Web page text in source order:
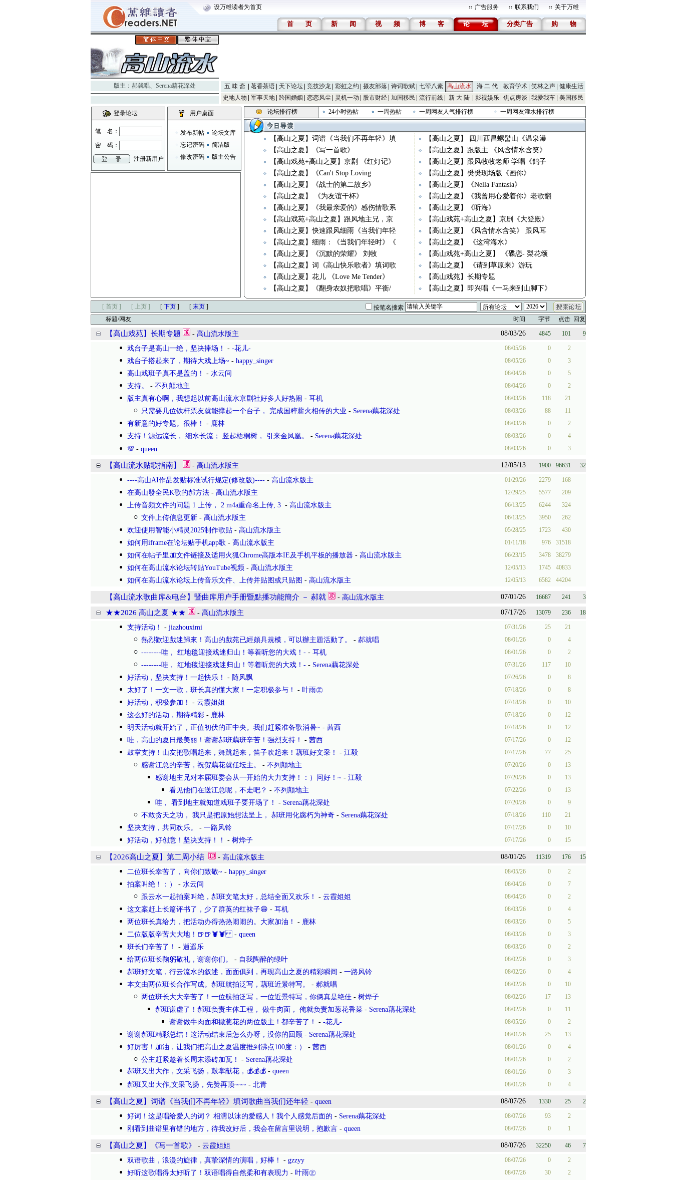
设万维读者为首页 广告服务 联系我们 关于万维
首 页 新 闻 视 频 博 客 论 坛 分类广告 购 物
版主： 郝就唱、 Serena藕花深处 五 味 斋 茗香茶语 天下论坛 竞技沙龙 彩虹之约 摄友部落 诗词歌赋 七荤八素 高山流水 海 二 代 教育学术 笑林之声 健康生活
史地人物
军事天地 跨国婚姻 恋恋风尘 灵机一动 股市财经 加国移民 流行前线 新 大 陆 影视娱乐 焦点房谈 我爱我车 美国移民
登录论坛
笔 名：
密 码：
注册新用户
用户桌面
发布新帖
论坛文库
忘记密码
简洁版
修改密码
版主公告
论坛排行榜 24小时热帖 一周热帖 一周网友人气排行榜 一周网友灌水排行榜
【高山之夏】词谱《当我们不再年轻》填
【高山之夏】 四川西昌螺髻山《温泉瀑
【高山之夏】《写一首歌》
【高山之夏】跟版主 《风含情水含笑》
【高山戏苑+高山之夏】京剧 《红灯记》
【高山之夏】跟风牧牧老师 学唱《鸽子
【高山之夏】《Can't Stop Loving
【高山之夏】樊樊现场版《画你》
【高山之夏】《战士的第二故乡》
【高山之夏】《Nella Fantasia》
【高山之夏】 《为友谊干杯》
【高山之夏】《我曾用心爱着你》老歌翻
【高山之夏】《我最亲爱的》感伤情歌系
【高山之夏】《听海》
【高山戏苑+高山之夏】跟风地主兄，京
【高山戏苑+高山之夏】京剧《大登殿》
【高山之夏】快速跟风细雨《当我们年轻
【高山之夏】《风含情水含笑》 跟风耳
【高山之夏】细雨：《当我们年轻时》《
【高山之夏】 《这湾海水》
【高山之夏】《沉默的荣耀》 刘牧
【高山戏苑+高山之夏】 《碟恋- 梨花颂
【高山之夏】词《高山快乐歌者》填词歌
【高山之夏】 《请到草原来》游玩
【高山之夏】花儿 《Love Me Tender》
【高山戏苑】长期专题
【高山之夏】《翻身农奴把歌唱》平衡/
【高山之夏】即兴唱《一马来到山脚下》
[ 首页 ] [ 上页 ] [ 下页 ] [ 末页 ]
按笔名搜索
标题/网友
时间 字节 点击 回复
【高山戏苑】长期专题 - 高山流水版主 08/03/26 4845 101 9
戏台子是高山一绝，坚决捧场！ - -花儿- 08/05/26 0 2
戏台子搭起来了，期待大戏上场~ - happy_singer 08/05/26 0 3
高山戏班子真不是盖的！ - 水云间 08/04/26 0 5
支持。 - 不列颠地主 08/04/26 0 2
版主真有心啊，我想起以前高山流水京剧社好多人好热闹 - 耳机 08/03/26 118 21
只需要几位铁杆票友就能撑起一个台子， 完成国粹薪火相传的大业 - Serena藕花深处 08/03/26 88 11
有新意的好专题。很棒！ - 鹿林 08/03/26 0 2
支持！源远流长， 细水长流； 竖起梧桐树， 引来金凤凰。 - Serena藕花深处 08/03/26 0 4
💯 - queen 08/03/26 0 3
【高山流水贴歌指南】 - 高山流水版主 12/05/13 1900 96631 32
----高山AI作品发贴标准试行规定(修改版)---- - 高山流水版主 01/29/26 2279 168
在高山發全民K歌的郝方法 - 高山流水版主 12/29/25 5577 209
上传音频文件的问题 1 上传， 2 m4a重命名上传, 3 - 高山流水版主 06/13/25 6244 324
文件上传信息更新 - 高山流水版主 06/13/25 3950 262
欢迎使用智能小精灵2025制作歌贴 - 高山流水版主 05/28/25 1723 430
如何用iframe在论坛贴手机app歌 - 高山流水版主 01/11/18 976 31518
如何在帖子里加文件链接及适用火狐Chrome高版本IE及手机平板的播放器 - 高山流水版主 06/23/15 3478 38279
如何在高山流水论坛转贴YouTube视频 - 高山流水版主 12/05/13 1745 40833
如何在高山流水论坛上传音乐文件、上传并贴图或只贴图 - 高山流水版主 12/05/13 6582 44204
【高山流水歌曲库&电台】暨曲库用户手册暨點播功能簡介 － 郝就 - 高山流水版主 07/01/26 16687 241 3
★★2026 高山之夏 ★★ - 高山流水版主 07/17/26 13079 236 18
支持活动！ - jiazhouximi 07/31/26 25 21
熱烈歡迎戲迷歸來！高山的戲苑已經頗具規模，可以辦主題活動了。 - 郝就唱 08/01/26 0 4
--------哇， 红地毯迎接戏迷归山！等着听您的大戏！- - 耳机 08/01/26 0 2
--------哇， 红地毯迎接戏迷归山！等着听您的大戏！- - Serena藕花深处 07/31/26 117 10
好活动，坚决支持！一起快乐！ - 随风飘 07/26/26 0 8
太好了！一文一歌，班长真的懂大家！一定积极参与！ - 叶雨㊣ 07/18/26 0 8
好活动，积极参加！ - 云霞姐姐 07/18/26 0 10
这么好的活动，期待精彩 - 鹿林 07/18/26 0 12
明天活动就开始了，正值初伏的正中央。我们赶紧准备歌消暑~ - 茜西 07/18/26 0 12
哇，高山的夏日最美丽！谢谢郝班藕班辛苦！强烈支持！ - 茜西 07/17/26 0 12
鼓掌支持！山友把歌唱起来，舞跳起来，笛子吹起来！藕班好文采！ - 江毅 07/17/26 77 25
感谢江总的辛苦，祝贺藕花就任坛主。 - 不列颠地主 07/20/26 0 13
感谢地主兄对本届班委会从一开始的大力支持！：）问好！~ - 江毅 07/20/26 0 13
看见他们在送江总呢，不走吧？ - 不列颠地主 07/22/26 0 13
哇， 看到地主就知道戏班子要开场了！ - Serena藕花深处 07/20/26 0 9
不敢贪天之功， 我只是把原始想法呈上， 郝班用化腐朽为神奇 - Serena藕花深处 07/18/26 110 21
坚决支持，共同欢乐。 - 一路风铃 07/17/26 0 10
好活动，好创意！坚决支持！！ - 树烨子 07/17/26 0 15
【2026高山之夏】第二周小结 - 高山流水版主 08/01/26 11319 176 15
二位班长幸苦了，向你们致敬~ - happy_singer 08/05/26 0 2
拍案叫绝！：） - 水云间 08/04/26 0 7
跟云水一起拍案叫绝，郝班文笔太好，总结全面又欢乐！ - 云霞姐姐 08/04/26 0 2
这文案赶上长篇评书了，少了群英的红袜子😄 - 耳机 08/03/26 0 4
两位班长真给力，把活动办得热热闹闹的。大家加油！ - 鹿林 08/03/26 0 5
二位版版辛苦大大地！🍺🍺🦞🦞 - queen 08/03/26 0 3
班长们辛苦了！ - 逍遥乐 08/03/26 0 2
给两位班长鞠躬敬礼，谢谢你们。 - 自我陶醉的绿叶 08/02/26 0 3
郝班好文笔，行云流水的叙述，面面俱到，再现高山之夏的精彩瞬间 - 一路风铃 08/02/26 0 4
本文由两位班长合作写成。郝班航拍泛写，藕班近景特写。 - 郝就唱 08/02/26 0 10
两位班长大大辛苦了！一位航拍泛写，一位近景特写，你俩真是绝佳 - 树烨子 08/02/26 17 13
郝班谦虚了！郝班负责主体工程， 做牛肉面， 俺就负责加葱花香菜 - Serena藕花深处 08/02/26 0 11
谢谢做牛肉面和撒葱花的两位版主！都辛苦了！ - -花儿- 08/05/26 0 2
谢谢郝班精彩总结！这活动结束后怎么办呀，没你的回顾 - Serena藕花深处 08/01/26 25 13
好厉害！加油，让我们把高山之夏温度推到沸点100度：） - 茜西 08/01/26 0 4
公主赶紧趁着长周末添砖加瓦！ - Serena藕花深处 08/01/26 0 2
郝班又出大作，文采飞扬，鼓掌献花，💰💰💰 - queen 08/01/26 0 3
郝班又出大作,文采飞扬，先赞再顶~~~ - 北青 08/01/26 0 4
【高山之夏】词谱《当我们不再年轻》填词歌曲当我们还年轻 - queen 08/07/26 1330 25 2
好词！这是唱给爱人的词？ 相濡以沫的爱感人！我个人感觉后面的 - Serena藕花深处 08/07/26 93 2
刚看到曲谱里有错的地方，待我改好后，我会在留言里说明，抱歉言 - queen 08/07/26 0 1
【高山之夏】《写一首歌》 - 云霞姐姐 08/07/26 32250 46 7
双语歌曲，浪漫的旋律，真挚深情的演唱，好棒！ - gzzyy 08/07/26 0 2
好听这歌唱得太好听了！双语唱得自然柔和有表现力 - 叶雨㊣ 08/07/26 30 2